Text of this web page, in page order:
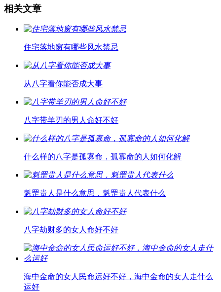
相关文章
住宅落地窗有哪些风水禁忌
从八字看你能否成大事
八字带羊刃的男人命好不好
什么样的八字是孤寡命，孤寡命的人如何化解
魁罡贵人是什么意思，魁罡贵人代表什么
八字劫财多的女人命好不好
海中金命的女人民命运好不好，海中金命的女人走什么
运好